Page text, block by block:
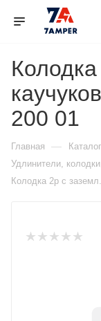
200 01
Главная — Каталог
Удлинители,
Колодка 2р с